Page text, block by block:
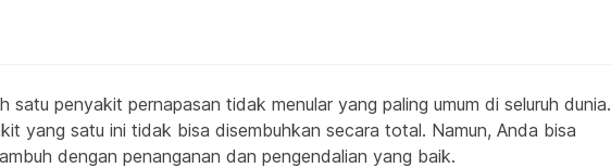
satu penyakit pernapasan tidak menular yang paling umum di seluruh dunia.
yang satu ini tidak bisa disembuhkan secara total. Namun, Anda bisa
dengan penanganan dan pengendalian yang baik.